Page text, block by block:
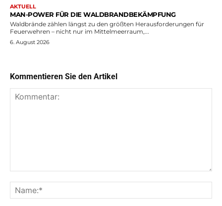
AKTUELL
MAN-POWER FÜR DIE WALDBRANDBEKÄMPFUNG
Waldbrände zählen längst zu den größten Herausforderungen für
Feuerwehren – nicht nur im Mittelmeerraum,...
6. August 2026
Kommentieren Sie den Artikel